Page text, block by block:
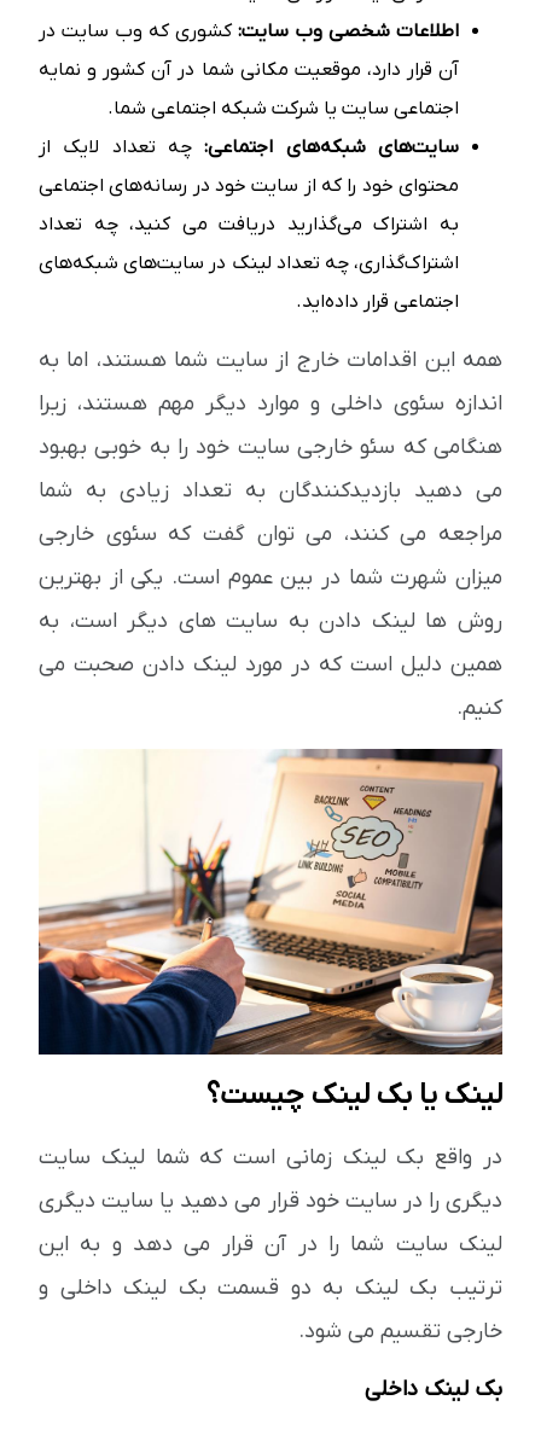
اطلاعات شخصی وب سایت:کشوری که وب سایت در
آن قرار دارد، موقعیت مکانی شما در آن کشور و نمایه
اجتماعی سایت یا شرکت شبکه اجتماعی شما.
سایت‌های شبکه‌های اجتماعی:چه تعداد لایک از
محتوای خود را که از سایت خود در رسانه‌های اجتماعی
به اشتراک می‌گذارید دریافت می کنید، چه تعداد
اشتراک‌گذاری، چه تعداد لینک در سایت‌های شبکه‌های
اجتماعی قرار داده‌اید.
همه این اقدامات خارج از سایت شما هستند، اما به
اندازه سئوی داخلی و موارد دیگر مهم هستند، زیرا
هنگامی که سئو خارجی سایت خود را به خوبی بهبود
می دهید بازدیدکنندگان به تعداد زیادی به شما
مراجعه می کنند، می توان گفت که سئوی خارجی
میزان شهرت شما در بین عموم است. یکی از بهترین
روش ها لینک دادن به سایت های دیگر است، به
همین دلیل است که در مورد لینک دادن صحبت می
کنیم.
لینک یا بک لینک چیست؟
در واقع بک لینک زمانی است که شما لینک سایت
دیگری را در سایت خود قرار می دهید یا سایت دیگری
لینک سایت شما را در آن قرار می دهد و به این
ترتیب بک لینک به دو قسمت بک لینک داخلی و
خارجی تقسیم می شود.
بک لینک داخلی